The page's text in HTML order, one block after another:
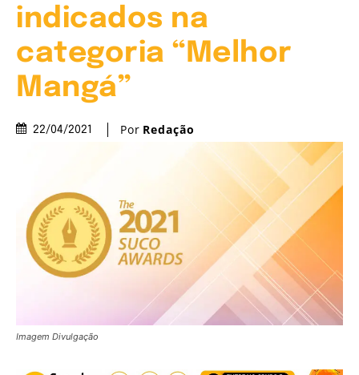
indicados na
categoria “Melhor
Mangá”
22/04/2021 Por Redação
Imagem Divulgação